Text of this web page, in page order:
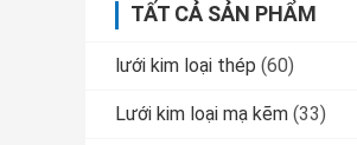
TẤT CẢ SẢN PHẨM
lưới kim loại thép (60)
Lưới kim loại mạ kẽm (33)